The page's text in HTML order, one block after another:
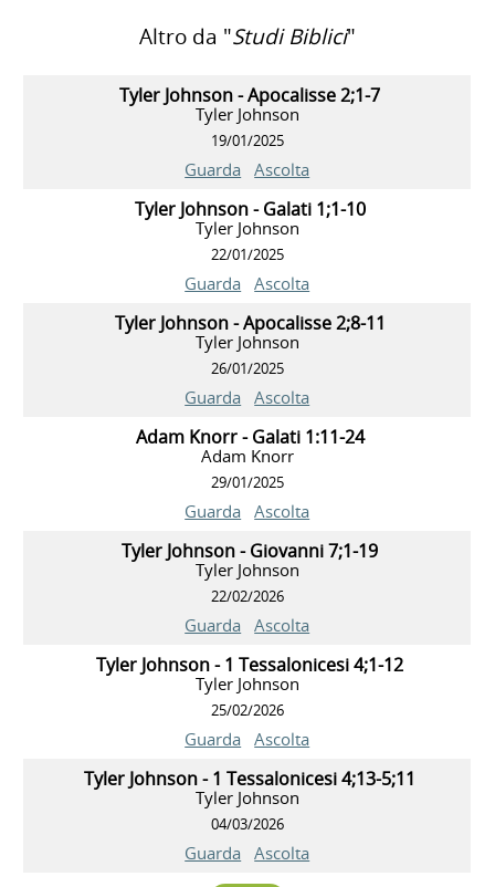
Altro da "Studi Biblici"
Tyler Johnson - Apocalisse 2;1-7
Tyler Johnson
19/01/2025
Guarda Ascolta
Tyler Johnson - Galati 1;1-10
Tyler Johnson
22/01/2025
Guarda Ascolta
Tyler Johnson - Apocalisse 2;8-11
Tyler Johnson
26/01/2025
Guarda Ascolta
Adam Knorr - Galati 1:11-24
Adam Knorr
29/01/2025
Guarda Ascolta
Tyler Johnson - Giovanni 7;1-19
Tyler Johnson
22/02/2026
Guarda Ascolta
Tyler Johnson - 1 Tessalonicesi 4;1-12
Tyler Johnson
25/02/2026
Guarda Ascolta
Tyler Johnson - 1 Tessalonicesi 4;13-5;11
Tyler Johnson
04/03/2026
Guarda Ascolta